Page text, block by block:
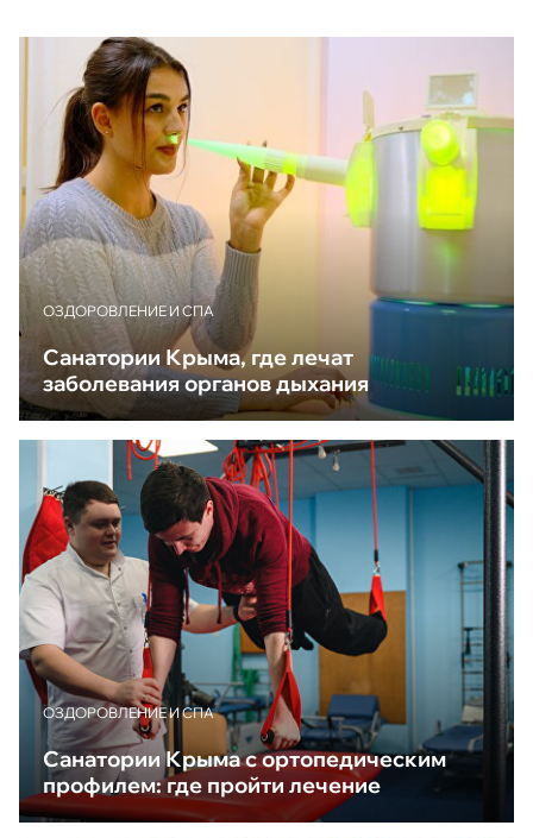
ОЗДОРОВЛЕНИЕ И СПА
Санатории Крыма, где лечат
заболевания органов дыхания
ОЗДОРОВЛЕНИЕ И СПА
Санатории Крыма с ортопедическим
профилем: где пройти лечение